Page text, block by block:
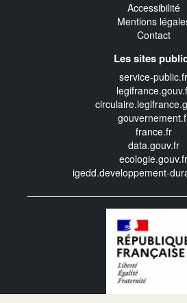
Accessibilité
Mentions
Contact
Les sites
service-public.fr
france.fr
data.gouv.fr
ecologie.gouv.fr
igedd.developpement-